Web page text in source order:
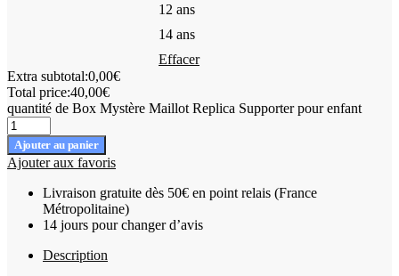
12 ans
14 ans
Effacer
Extra subtotal:0,00€
Total price:40,00€
quantité de Box Mystère Maillot Replica Supporter pour enfant
Ajouter au panier
Ajouter aux favoris
Livraison gratuite dès 50€ en point relais (France
Métropolitaine)
14 jours pour changer d’avis
Description